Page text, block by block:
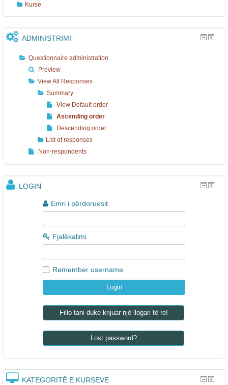
Kurse
ADMINISTRIMI
Questionnaire administration
Preview
View All Responses
Summary
View Default order
Ascending order
Descending order
List of responses
Non-respondents
LOGIN
Emri i përdoruesit
Fjalëkalimi
Remember username
Fillo tani duke krijuar një llogari të re!
Lost password?
KATEGORITË E KURSEVE